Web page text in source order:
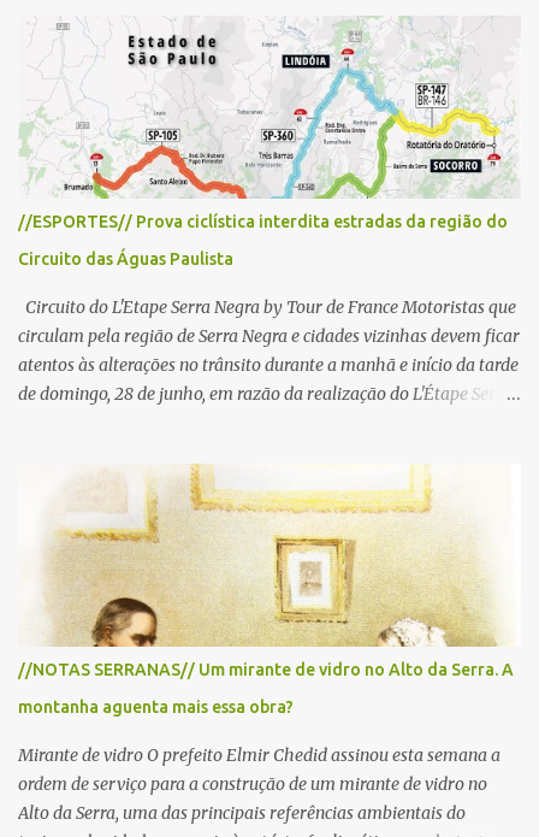
i
s
//ESPORTES// Prova ciclística interdita estradas da região do
Circuito das Águas Paulista
Circuito do L'Etape Serra Negra by Tour de France Motoristas que
circulam pela região de Serra Negra e cidades vizinhas devem ficar
atentos às alterações no trânsito durante a manhã e início da tarde
de domingo, 28 de junho, em razão da realização do L'Étape Serra
reunirá atletas de diferentes regiões do país e terá percursos
passando pelos municípios de Serra Negra, Amparo, Monte Alegre
do Sul, Lindoia e Socorro. Para garantir a segurança dos
participantes e do público, diversos trechos de rodovias e estradas
da região serão interditados temporariamente ao longo da prova.
A largada será na Rua Coronel Pedro Penteado, em Serra Negra,
para cerca de 2.000 ciclistas, às 6h30. De acordo com o
cronograma da organização e de todas as prefeituras envolvidas,
as interdições ocorrerão de forma programada e os trechos serão
//NOTAS SERRANAS// Um mirante de vidro no Alto da Serra. A
montanha aguenta mais essa obra?
Mirante de vidro O prefeito Elmir Chedid assinou esta semana a
ordem de serviço para a construção de um mirante de vidro no
Alto da Serra, uma das principais referências ambientais do